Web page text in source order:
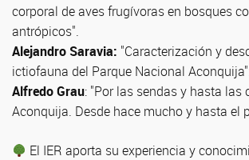
corporal de aves frugívoras en bosques
antrópicos".
Alejandro Saravia: "Caracterización y
ictiofauna del Parque Nacional
Alfredo Grau: "Por las sendas y hasta las
Aconquija. Desde hace mucho y hasta el
El IER aporta su experiencia y